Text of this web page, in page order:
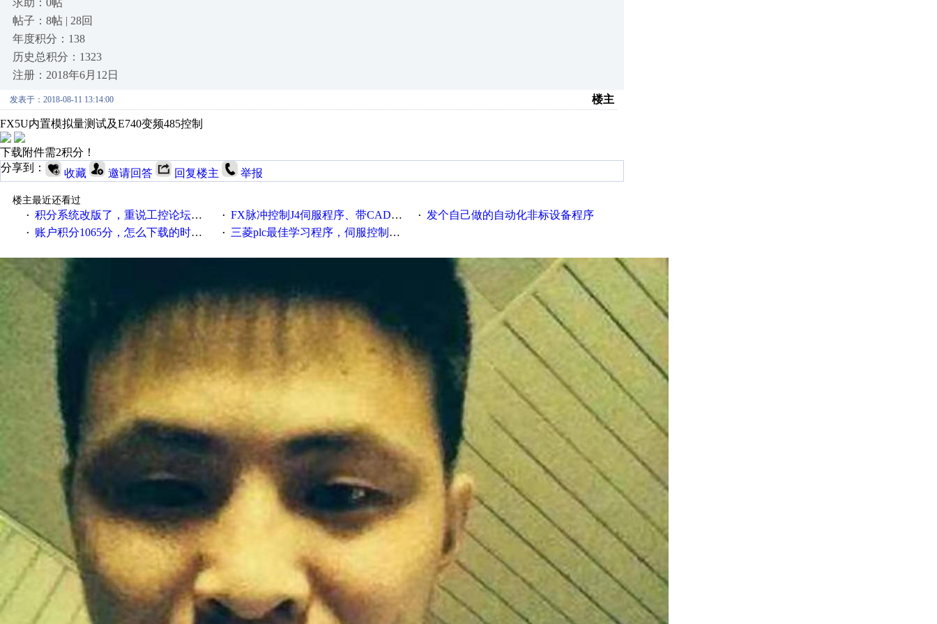
求助：0帖
帖子：8帖 | 28回
年度积分：138
历史总积分：1323
注册：2018年6月12日
发表于：2018-08-11 13:14:00 楼主
FX5U内置模拟量测试及E740变频485控制
下载附件需2积分！
分享到：
收藏 邀请回答 回复楼主 举报
楼主最近还看过
· 积分系统改版了，重说工控论坛积分那点事儿…… · FX脉冲控制J4伺服程序、带CAD电路图 · 发个自己做的自动化非标设备程序
· 账户积分1065分，怎么下载的时候提示积分不足，什么意思 · 三菱plc最佳学习程序，伺服控制，各种报警，注释详细，看的懂，学得快！